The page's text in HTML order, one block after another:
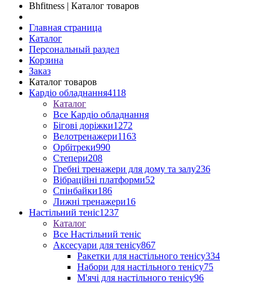
Bhfitness | Каталог товаров
Главная страница
Каталог
Персональный раздел
Корзина
Заказ
Каталог товаров
Кардіо обладнання4118
Каталог
Все Кардіо обладнання
Бігові доріжки1272
Велотренажери1163
Орбітреки990
Степери208
Гребні тренажери для дому та залу236
Вібраційні платформи52
Спінбайки186
Лижні тренажери16
Настільний теніс1237
Каталог
Все Настільний теніс
Аксесуари для тенісу867
Ракетки для настільного тенісу334
Набори для настільного тенісу75
М'ячі для настільного тенісу96